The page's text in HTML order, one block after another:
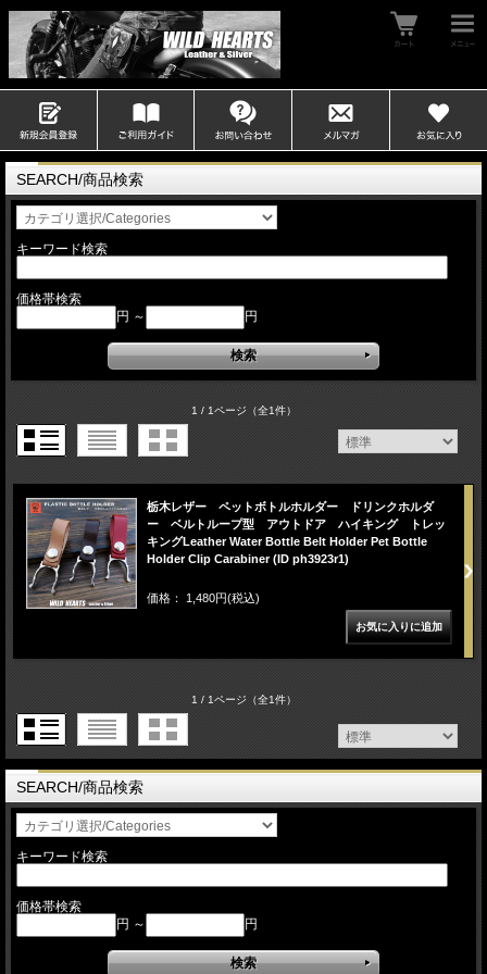
SEARCH/商品検索
キーワード検索
価格帯検索
円 ～
円
1 / 1ページ（全1件）
栃木レザー ペットボトルホルダー ドリンクホルダ
ー ベルトループ型 アウトドア ハイキング トレッ
キングLeather Water Bottle Belt Holder Pet Bottle
Holder Clip Carabiner (ID ph3923r1)
価格： 1,480円(税込)
1 / 1ページ（全1件）
SEARCH/商品検索
キーワード検索
価格帯検索
円 ～
円